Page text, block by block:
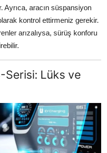
Ayrıca, aracın süspansiyon
kontrol ettirmeniz gerekir.
arızalıysa, sürüş konforu
Serisi: Lüks ve